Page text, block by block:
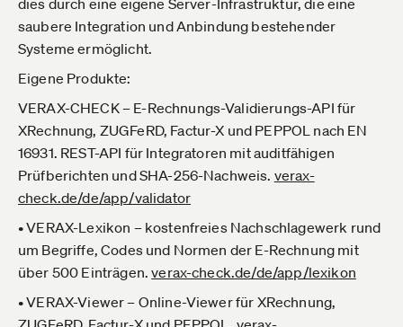
dies durch eine eigene Server-Infrastruktur, die eine
saubere Integration und Anbindung bestehender
Systeme ermöglicht.
Eigene Produkte:
VERAX-CHECK – E-Rechnungs-Validierungs-API für
XRechnung, ZUGFeRD, Factur-X und PEPPOL nach EN
16931. REST-API für Integratoren mit auditfähigen
Prüfberichten und SHA-256-Nachweis. verax-
check.de­/de/app/validator
• VERAX-Lexikon – kostenfreies Nachschlagewerk rund
um Begriffe, Codes und Normen der E-Rechnung mit
über 500 Einträgen.verax-check.de­/de/app/lexikon
• VERAX-Viewer – Online-Viewer für XRechnung,